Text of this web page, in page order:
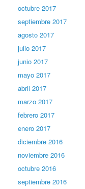
octubre 2017
septiembre 2017
agosto 2017
julio 2017
junio 2017
mayo 2017
abril 2017
marzo 2017
febrero 2017
enero 2017
diciembre 2016
noviembre 2016
octubre 2016
septiembre 2016